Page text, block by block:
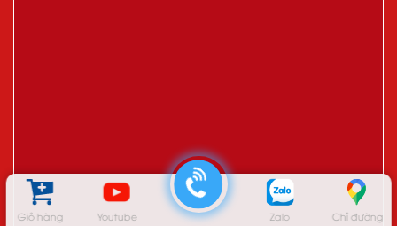
Giỏ hàng Youtube Zalo Chỉ đường